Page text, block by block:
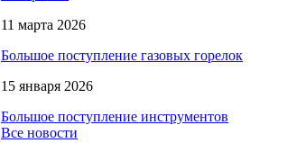
11 марта 2026
Большое поступление газовых горелок
15 января 2026
Большое поступление инструментов
Все новости